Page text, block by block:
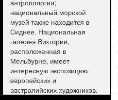
антропологии;
национальный морской
музей также находится в
Сиднее. Национальная
галерея Виктории,
расположенная в
Мельбурне, имеет
интересную экспозицию
европейских и
австралийских художников.